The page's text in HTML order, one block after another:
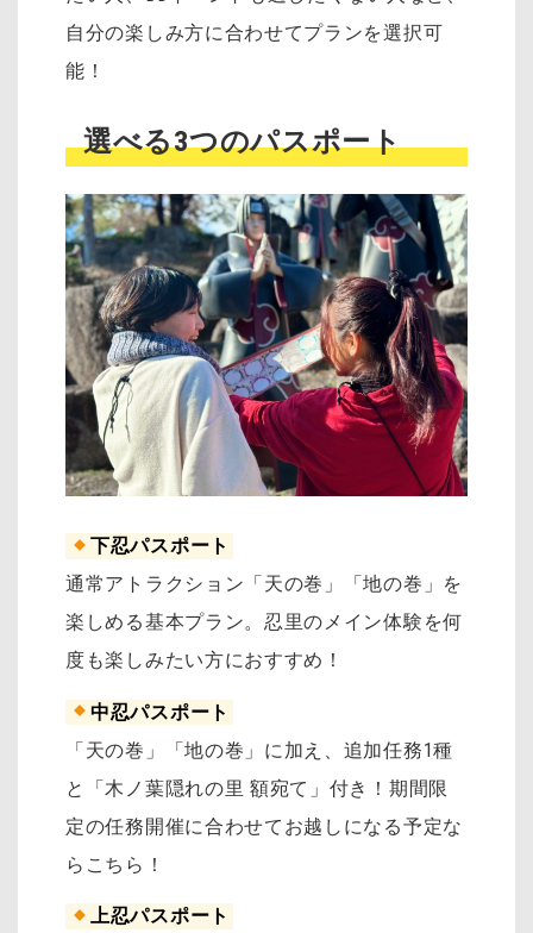
自分の楽しみ方に合わせてプランを選択可
能！
選べる3つのパスポート
下忍パスポート
通常アトラクション「天の巻」「地の巻」を
楽しめる基本プラン。忍里のメイン体験を何
度も楽しみたい方におすすめ！
中忍パスポート
「天の巻」「地の巻」に加え、追加任務1種
と「木ノ葉隠れの里 額宛て」付き！期間限
定の任務開催に合わせてお越しになる予定な
らこちら！
上忍パスポート